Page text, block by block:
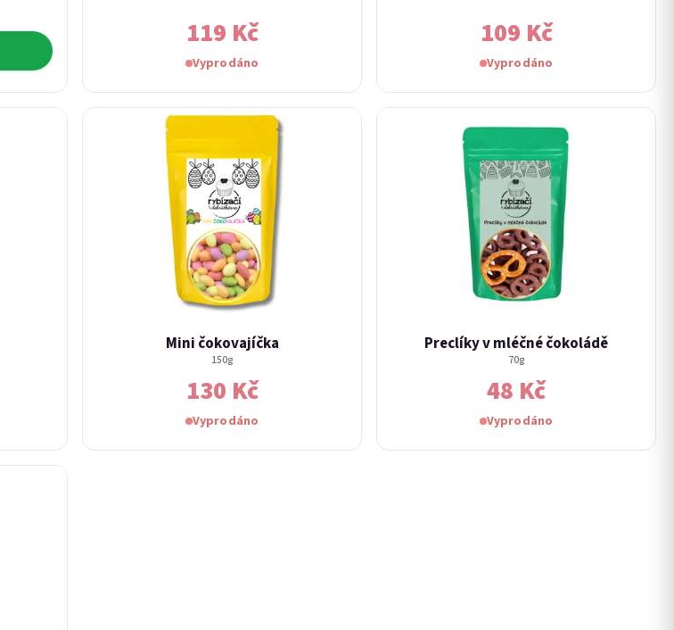
119 Kč
Vyprodáno
109 Kč
Vyprodáno
Mini čokovajíčka
150g
130 Kč
Vyprodáno
Preclíky v mléčné čokoládě
70g
48 Kč
Vyprodáno